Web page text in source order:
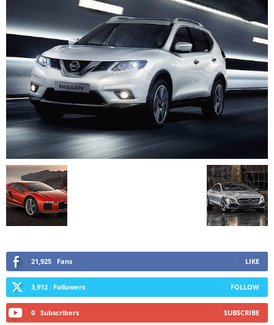
21,925 Fans LIKE
3,912 Followers FOLLOW
0 Subscribers SUBSCRIBE